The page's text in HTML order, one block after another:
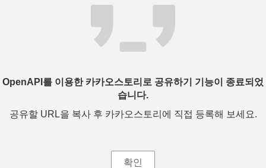
OpenAPI를 이용한 카카오스토리로 공유하기 기능이 종료되었
습니다.
공유할 URL을 복사 후 카카오스토리에 직접 등록해 보세요.
확인